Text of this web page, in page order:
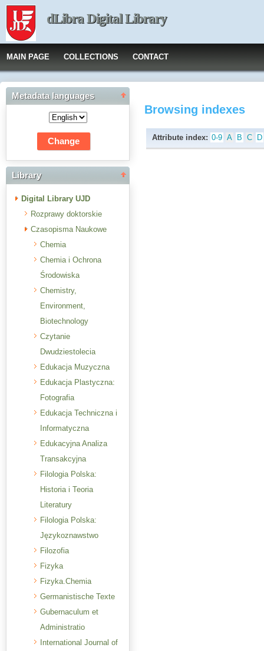
dLibra Digital Library
MAIN PAGE COLLECTIONS CONTACT
Metadata languages
Library
Digital Library UJD
Rozprawy doktorskie
Czasopisma Naukowe
Chemia
Chemia i Ochrona
Środowiska
Chemistry,
Environment,
Biotechnology
Czytanie
Dwudziestolecia
Edukacja Muzyczna
Edukacja Plastyczna:
Fotografia
Edukacja Techniczna i
Informatyczna
Edukacyjna Analiza
Transakcyjna
Filologia Polska:
Historia i Teoria
Literatury
Filologia Polska:
Językoznawstwo
Filozofia
Fizyka
Fizyka.Chemia
Germanistische Texte
Gubernaculum et
Administratio
International Journal of
Browsing indexes
Attribute index: 0-9 A B C D